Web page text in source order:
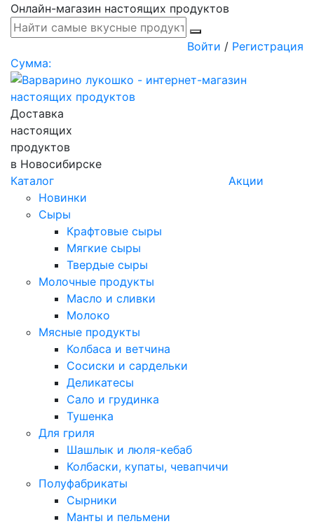
Онлайн-магазин настоящих продуктов
Войти / Регистрация
Сумма:
Доставка
настоящих
продуктов
в Новосибирске
Каталог
Новинки
Сыры
Крафтовые сыры
Мягкие сыры
Твердые сыры
Молочные продукты
Масло и сливки
Молоко
Мясные продукты
Колбаса и ветчина
Сосиски и сардельки
Деликатесы
Сало и грудинка
Тушенка
Для гриля
Шашлык и люля-кебаб
Колбаски, купаты, чевапчичи
Полуфабрикаты
Сырники
Манты и пельмени
Акции